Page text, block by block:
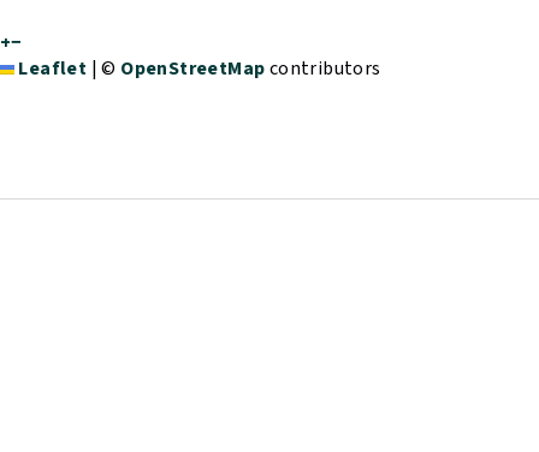
+−
Leaflet |© OpenStreetMapcontributors